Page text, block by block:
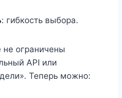
: гибкость выбора.
ограничены
API или
Теперь можно: